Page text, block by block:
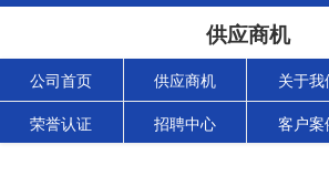
供应商机
公司首页 供应商机 关于我
荣誉认证 招聘中心 客户案